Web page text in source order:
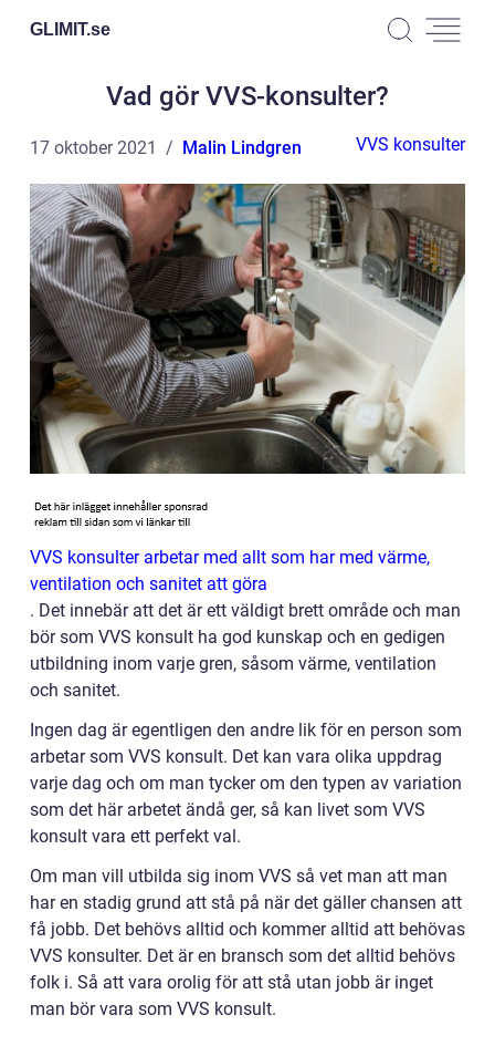
GLIMIT.se
Vad gör VVS-konsulter?
17 oktober 2021 Malin Lindgren VVS konsulter
VVS konsulter arbetar med allt som har med värme,
ventilation och sanitet att göra
. Det innebär att det är ett väldigt brett område och man
bör som VVS konsult ha god kunskap och en gedigen
utbildning inom varje gren, såsom värme, ventilation
och sanitet.
Ingen dag är egentligen den andre lik för en person som
arbetar som VVS konsult. Det kan vara olika uppdrag
varje dag och om man tycker om den typen av variation
som det här arbetet ändå ger, så kan livet som VVS
konsult vara ett perfekt val.
Om man vill utbilda sig inom VVS så vet man att man
har en stadig grund att stå på när det gäller chansen att
få jobb. Det behövs alltid och kommer alltid att behövas
VVS konsulter. Det är en bransch som det alltid behövs
folk i. Så att vara orolig för att stå utan jobb är inget
man bör vara som VVS konsult.